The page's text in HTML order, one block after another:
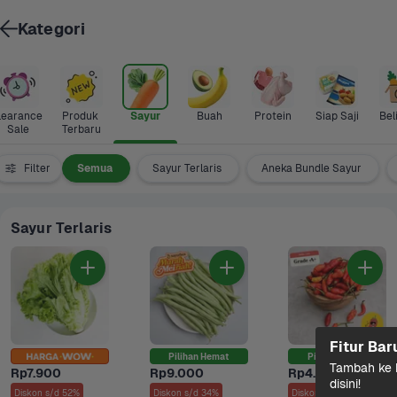
Sale
Produk
Terbaru
Sayur Buah Protein Siap Saji
Filter Semua Sayur Terlaris Aneka Bundle Sayur
Sayur Terlaris
Rp7.900
Diskon s/d 52%
Pilihan Hemat
Rp9.000
Diskon s/d 34%
Pilihan Hemat
Rp4.900
Diskon s/d 5%
Kategori
Fitur
Tambah ke
disini!